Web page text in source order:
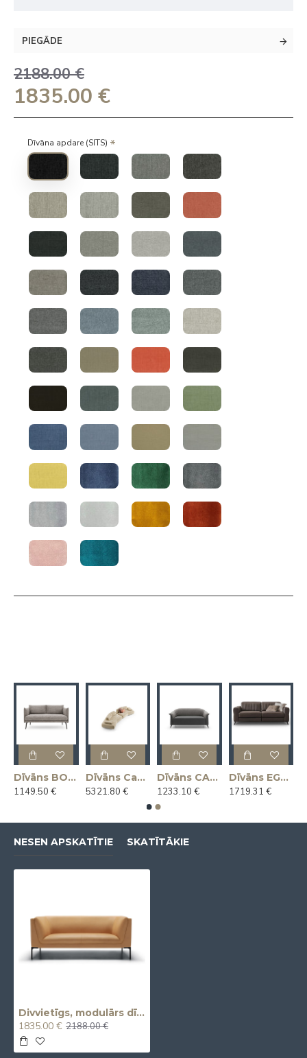
PIEGĀDE
1835.00 €
2188.00 €
Dīvāna apdare (SITS)
Dīvāns BOON 145x81x78h (Ražots Itālijā)
1149.50 €
Dīvāns Capriccio 412x130x45h (Ražots Itālijā)
5321.80 €
Dīvāns CAROLINE 161x77x76h (Ražots Itālijā)
1233.10 €
Dīvāns EGON 168x103x102h (Ražots Itālijā)
1719.31 €
NESEN APSKATĪTIE SKATĪTĀKIE
Divvietīgs, modulārs dīvāns FREJ (2 seater)
1835.00 € 2188.00 €